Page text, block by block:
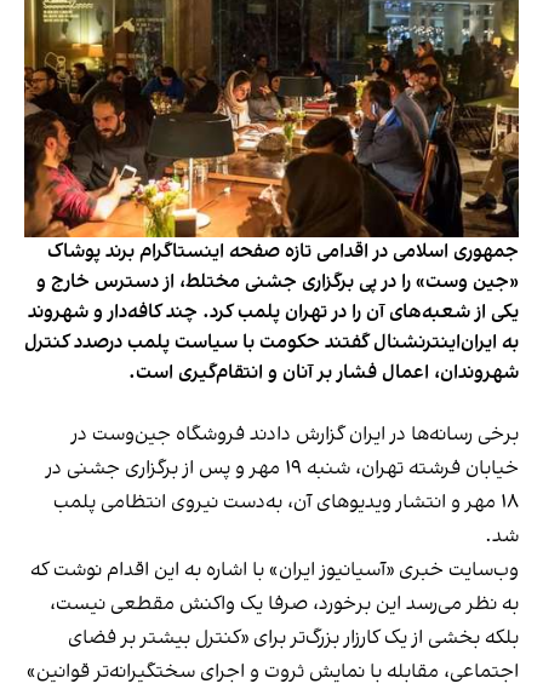
جمهوری اسلامی در اقدامی تازه صفحه اینستاگرام برند پوشاک
«جین وست» را در پی برگزاری جشنی مختلط، از دسترس خارج و
یکی از شعبه‌های آن را در تهران پلمب کرد. چند کافه‌‌دار و شهروند
به ایران‌اینترنشنال گفتند حکومت با سیاست پلمب درصدد کنترل
شهروندان، اعمال فشار بر آنان و انتقام‌گیری است.
برخی رسانه‌ها در ایران گزارش دادند فروشگاه جین‌وست در
خیابان فرشته تهران، شنبه ۱۹ مهر و پس از برگزاری جشنی در
۱۸ مهر و انتشار ویدیوهای آن، به‌دست نیروی انتظامی پلمب
شد.
وب‌سایت خبری «آسیانیوز ایران» با اشاره به این اقدام نوشت که
به نظر می‌رسد این برخورد، صرفا یک واکنش مقطعی نیست،
بلکه بخشی از یک کارزار بزرگ‌تر برای «کنترل بیشتر بر فضای
اجتماعی، مقابله با نمایش ثروت و اجرای سختگیرانه‌تر قوانین»